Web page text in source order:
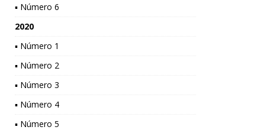
▪ Número 6
2020
▪ Número 1
▪ Número 2
▪ Número 3
▪ Número 4
▪ Número 5